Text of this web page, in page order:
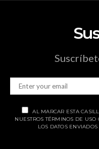
AL MARCAR ESTA
NUESTROS TÉRMINOS DE
LOS DATOS